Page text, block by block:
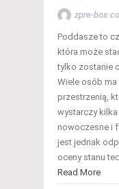
zpre-
Poddasze to
która może
tylko zostanie
Wiele osób ma
przestrzenią,
wystarczy
nowoczesne i
jest jednak
oceny stanu
Read More